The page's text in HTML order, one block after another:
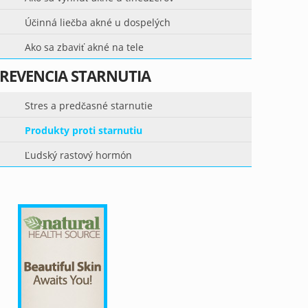
Účinná liečba akné u dospelých
Ako sa zbaviť akné na tele
STARNUTIA
Stres a predčasné starnutie
Produkty proti starnutiu
Ľudský rastový hormón